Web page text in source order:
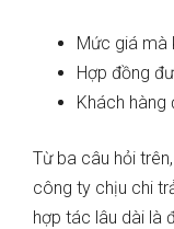
Mức giá mà
Hợp đồng
Khách
Từ ba câu hỏi
công ty chịu chi
hợp tác lâu dài là